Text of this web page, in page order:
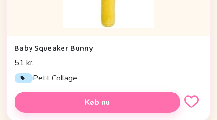
Baby Squeaker Bunny
51 kr.
Petit Collage
Køb nu